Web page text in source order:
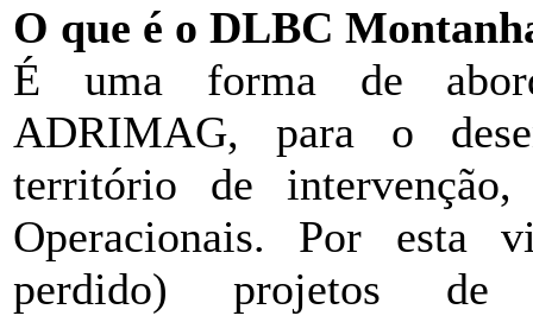
O que é o DLBC
É uma forma de
ADRIMAG, para o
território de
Operacionais. Por esta
perdido) projetos